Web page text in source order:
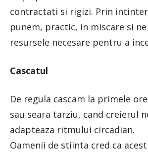
contractati si rigizi. Prin
punem, practic, in miscare si
resursele necesare pentru a
Cascatul
De regula cascam la primele
sau seara tarziu, cand creierul
adapteaza ritmului circadian.
Oamenii de stiinta cred ca